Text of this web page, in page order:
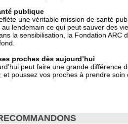
publique
une véritable mission de santé
lendemain ce qui peut sauver des
la sensibilisation, la Fondation ARC
proches dès aujourd’hui
peut faire une grande différence
et poussez vos proches à prendre soin